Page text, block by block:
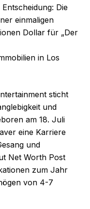
Die
einmaligen
Dollar für „Der
in Los
sticht
und
am 18. Juli
eine Karriere
und
Net Worth Post
zum Jahr
von 4-7